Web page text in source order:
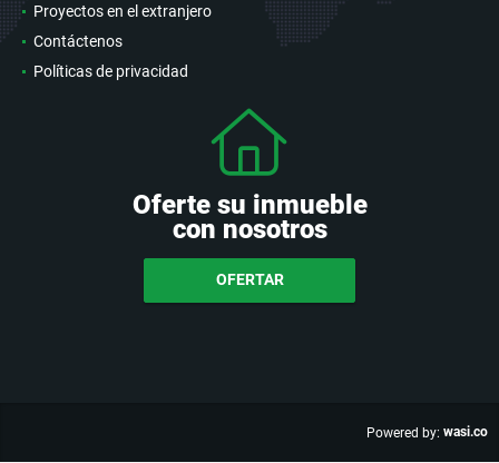
Proyectos en el extranjero
Contáctenos
Políticas de privacidad
Oferte su inmueble
con nosotros
OFERTAR
Powered by: wasi.co